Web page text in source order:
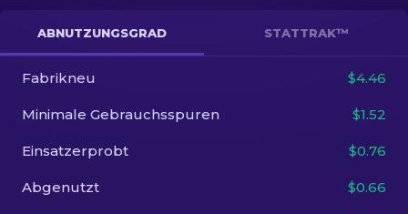
Handschuh
Kisten
Andere
ABNUTZUNGSGRAD STATTRAK™
Fabrikneu $4.46
Minimale Gebrauchsspuren $1.52
Einsatzerprobt $0.76
Abgenutzt $0.66